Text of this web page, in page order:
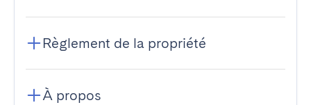
Règlement de la propriété
À propos